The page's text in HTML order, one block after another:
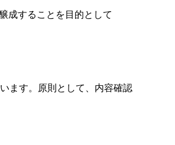
成することを目的として
ます。原則として、内容確認